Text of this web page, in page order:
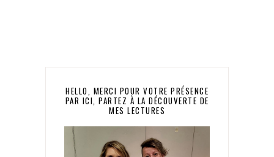
HELLO, MERCI POUR VOTRE PRÉSENCE
PAR ICI, PARTEZ À LA DÉCOUVERTE DE
MES LECTURES